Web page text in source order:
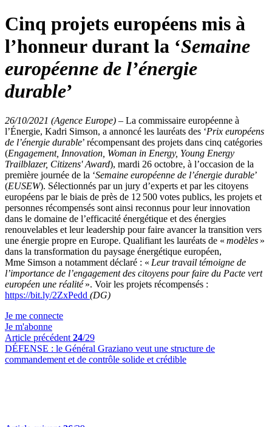
Cinq projets européens mis à
l’honneur durant la ‘Semaine
européenne de l’énergie
durable’
26/10/2021 (Agence Europe) – La commissaire européenne à
l’Énergie, Kadri Simson, a annoncé les lauréats des ‘Prix européens
de l’énergie durable’ récompensant des projets dans cinq catégories
(Engagement, Innovation, Woman in Energy, Young Energy
Trailblazer, Citizens' Award), mardi 26 octobre, à l’occasion de la
première journée de la ‘Semaine européenne de l’énergie durable’
(EUSEW). Sélectionnés par un jury d’experts et par les citoyens
européens par le biais de près de 12 500 votes publics, les projets et
personnes récompensés sont ainsi reconnus pour leur innovation
dans le domaine de l’efficacité énergétique et des énergies
renouvelables et leur leadership pour faire avancer la transition vers
une énergie propre en Europe. Qualifiant les lauréats de « modèles »
dans la transformation du paysage énergétique européen,
Mme Simson a notamment déclaré : « Leur travail témoigne de
l’importance de l’engagement des citoyens pour faire du Pacte vert
européen une réalité». Voir les projets récompensés :
https://bit.ly/2ZxPedd (DG)
Je me connecte
Je m'abonne
Article précédent 24/29
DÉFENSE : le Général Graziano veut une structure de
commandement et de contrôle solide et crédible